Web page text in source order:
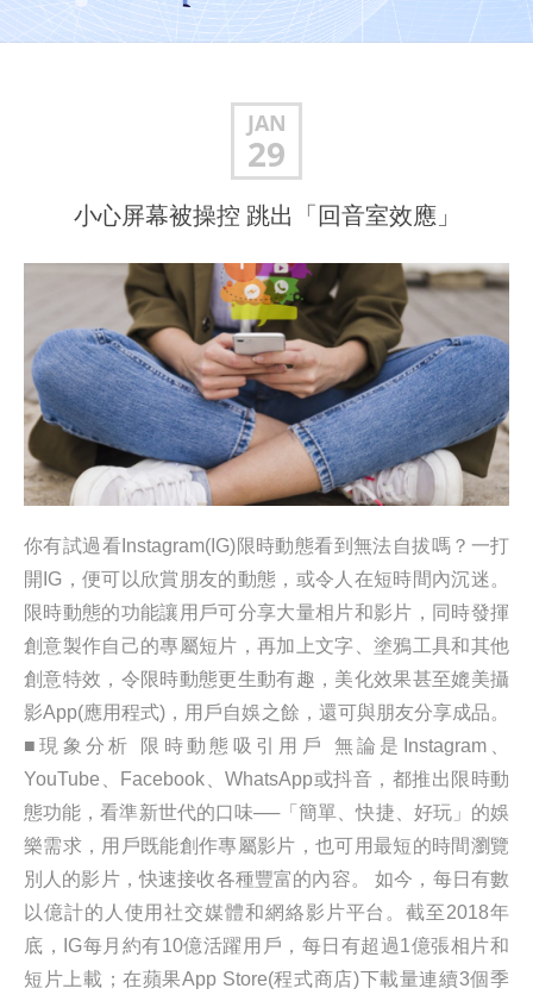
JAN
29
小心屏幕被操控 跳出「回音室效應」
你有試過看Instagram(IG)限時動態看到無法自拔嗎？一打
開IG，便可以欣賞朋友的動態，或令人在短時間內沉迷。
限時動態的功能讓用戶可分享大量相片和影片，同時發揮
創意製作自己的專屬短片，再加上文字、塗鴉工具和其他
創意特效，令限時動態更生動有趣，美化效果甚至媲美攝
影App(應用程式)，用戶自娛之餘，還可與朋友分享成品。
■現象分析 限時動態吸引用戶 無論是Instagram、
YouTube、Facebook、WhatsApp或抖音，都推出限時動
態功能，看準新世代的口味──「簡單、快捷、好玩」的娛
樂需求，用戶既能創作專屬影片，也可用最短的時間瀏覽
別人的影片，快速接收各種豐富的內容。 如今，每日有數
以億計的人使用社交媒體和網絡影片平台。截至2018年
底，IG每月約有10億活躍用戶，每日有超過1億張相片和
短片上載；在蘋果App Store(程式商店)下載量連續3個季